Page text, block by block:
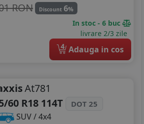
RON Discount 6%
In stoc - 6 buc
livrare 2/3 zile
4 Adauga in cos
At781
60 R18 114T
DOT 25
SUV / 4x4